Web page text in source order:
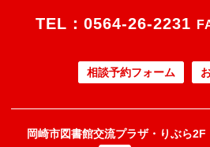
TEL： 0564-26-2231
相談予約フォーム
岡崎市図書館交流プラザ・りぶら2F